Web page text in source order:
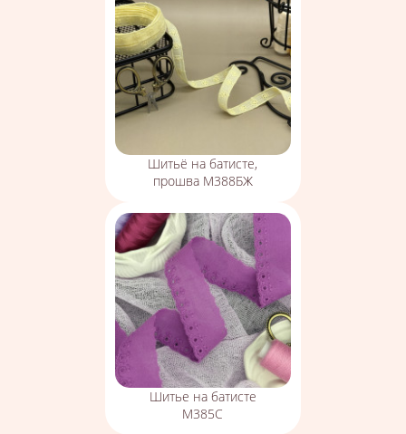
Шитьё на батисте,
прошва М388БЖ
Шитье на батисте
М385С